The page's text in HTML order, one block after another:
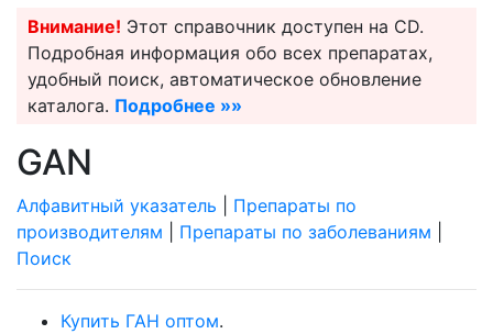
Внимание! Этот справочник доступен на CD.
Подробная информация обо всех препаратах,
удобный поиск, автоматическое обновление
каталога. Подробнее »»
GAN
Алфавитный указатель
Препараты по
производителям
Препараты по заболеваниям
Поиск
Купить ГАН оптом.